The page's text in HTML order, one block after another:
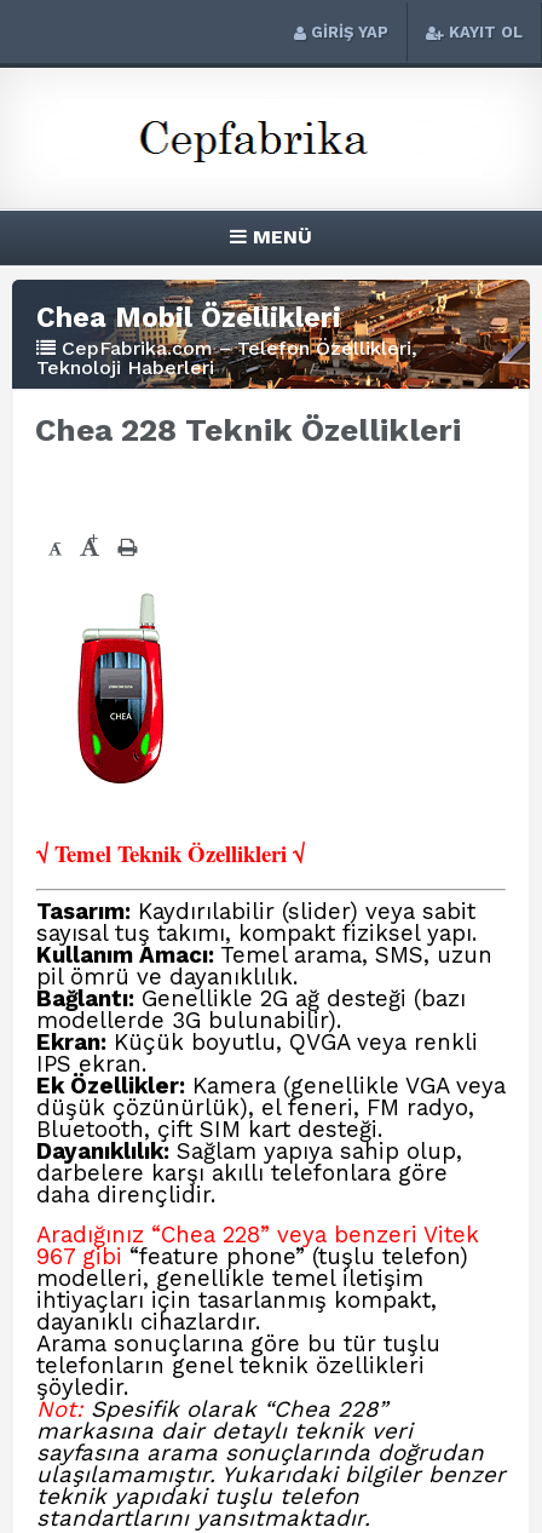
GİRİŞ YAP KAYIT OL
MENÜ
Chea Mobil Özellikleri
CepFabrika.com – Telefon Özellikleri,
Teknoloji Haberleri
Chea 228 Teknik Özellikleri
- +
√ Temel Teknik Özellikleri √
Tasarım: Kaydırılabilir (slider) veya sabit
sayısal tuş takımı, kompakt fiziksel yapı.
Kullanım Amacı: Temel arama, SMS, uzun
pil ömrü ve dayanıklılık.
Bağlantı: Genellikle 2G ağ desteği (bazı
modellerde 3G bulunabilir).
Ekran: Küçük boyutlu, QVGA veya renkli
IPS ekran.
Ek Özellikler: Kamera (genellikle VGA veya
düşük çözünürlük), el feneri, FM radyo,
Bluetooth, çift SIM kart desteği.
Dayanıklılık: Sağlam yapıya sahip olup,
darbelere karşı akıllı telefonlara göre
daha dirençlidir.
Aradığınız “Chea 228” veya benzeri Vitek
967 gibi “feature phone” (tuşlu telefon)
modelleri, genellikle temel iletişim
ihtiyaçları için tasarlanmış kompakt,
dayanıklı cihazlardır.
Arama sonuçlarına göre bu tür tuşlu
telefonların genel teknik özellikleri
şöyledir.
Not: Spesifik olarak “Chea 228”
markasına dair detaylı teknik veri
sayfasına arama sonuçlarında doğrudan
ulaşılamamıştır. Yukarıdaki bilgiler benzer
teknik yapıdaki tuşlu telefon
standartlarını yansıtmaktadır.